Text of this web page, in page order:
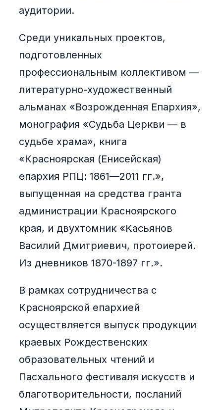
аудитории.
Среди уникальных проектов,
подготовленных
профессиональным коллективом —
литературно-художественный
альманах «Возрожденная Епархия»,
монография «Судьба Церкви — в
судьбе храма», книга
«Красноярская (Енисейская)
епархия РПЦ: 1861—2011 гг.»,
выпущенная на средства гранта
администрации Красноярского
края, и двухтомник «Касьянов
Василий Дмитриевич, протоиерей.
Из дневников 1870-1897 гг.».
В рамках сотрудничества с
Красноярской епархией
осуществляется выпуск продукции
краевых Рождественских
образовательных чтений и
Пасхального фестиваля искусств и
благотворительности, посланий